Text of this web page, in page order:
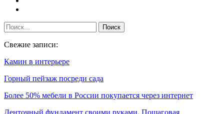
Свежие записи:
Камин в интерьере
Горный пейзаж посреди сада
Более 50% мебели в России покупается через интернет
Ленточный фундамент своими руками. Пошаговая